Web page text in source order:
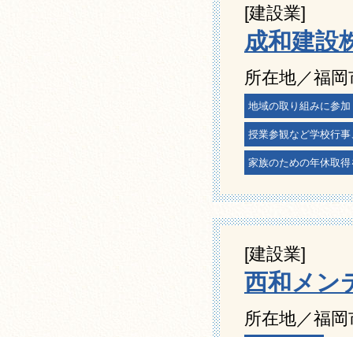
[建設業]
成和建設
所在地／福
地域の取り組みに参加
授業参観など学校行
家族のための年休取得
[建設業]
西和メン
所在地／福